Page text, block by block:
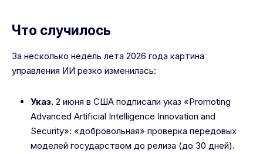
Что случилось
За несколько недель лета 2026 года картина
управления ИИ резко изменилась:
Указ. 2 июня в США подписали указ «Promoting
Advanced Artificial Intelligence Innovation and
Security»: «добровольная» проверка передовых
моделей государством до релиза (до 30 дней).